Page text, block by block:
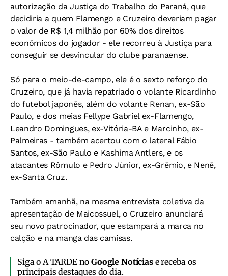
autorização da Justiça do Trabalho do Paraná, que
decidiria a quem Flamengo e Cruzeiro deveriam pagar
o valor de R$ 1,4 milhão por 60% dos direitos
econômicos do jogador - ele recorreu à Justiça para
conseguir se desvincular do clube paranaense.
Só para o meio-de-campo, ele é o sexto reforço do
Cruzeiro, que já havia repatriado o volante Ricardinho
do futebol japonês, além do volante Renan, ex-São
Paulo, e dos meias Fellype Gabriel ex-Flamengo,
Leandro Domingues, ex-Vitória-BA e Marcinho, ex-
Palmeiras - também acertou com o lateral Fábio
Santos, ex-São Paulo e Kashima Antlers, e os
atacantes Rômulo e Pedro Júnior, ex-Grêmio, e Nenê,
ex-Santa Cruz.
Também amanhã, na mesma entrevista coletiva da
apresentação de Maicossuel, o Cruzeiro anunciará
seu novo patrocinador, que estampará a marca no
calção e na manga das camisas.
Siga o A TARDE noGoogle Notíciase receba os
principais destaques do dia.